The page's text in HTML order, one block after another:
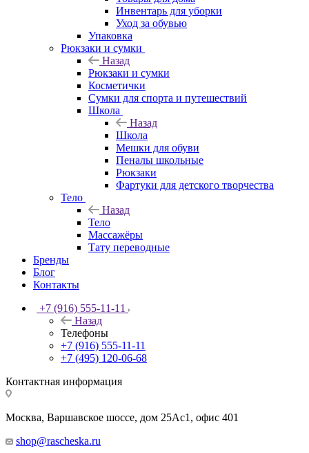
Инвентарь для уборки
Уход за обувью
Упаковка
Рюкзаки и сумки
Назад
Рюкзаки и сумки
Косметички
Сумки для спорта и путешествий
Школа
Назад
Школа
Мешки для обуви
Пеналы школьные
Рюкзаки
Фартуки для детского творчества
Тело
Назад
Тело
Массажёры
Тату переводные
Бренды
Блог
Контакты
+7 (916) 555-11-11
Назад
Телефоны
+7 (916) 555-11-11
+7 (495) 120-06-68
Контактная информация
Москва, Варшавское шоссе, дом 25Аc1, офис 401
shop@rascheska.ru